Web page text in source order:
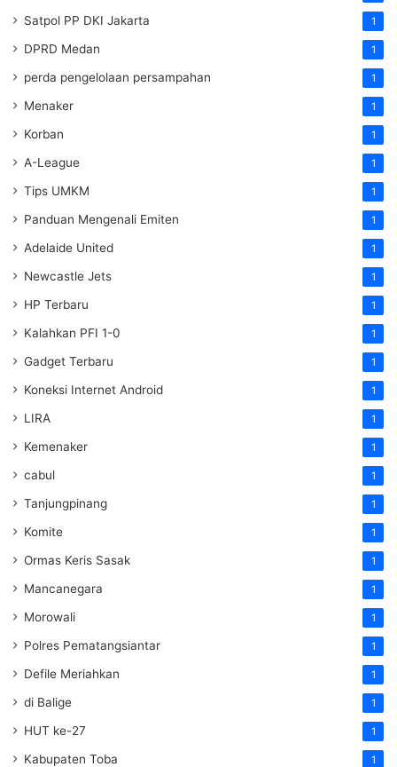
Satpol PP DKI Jakarta 1
DPRD Medan 1
perda pengelolaan persampahan 1
Menaker 1
Korban 1
A-League 1
Tips UMKM 1
Panduan Mengenali Emiten 1
Adelaide United 1
Newcastle Jets 1
HP Terbaru 1
Kalahkan PFI 1-0 1
Gadget Terbaru 1
Koneksi Internet Android 1
LIRA 1
Kemenaker 1
cabul 1
Tanjungpinang 1
Komite 1
Ormas Keris Sasak 1
Mancanegara 1
Morowali 1
Polres Pematangsiantar 1
Defile Meriahkan 1
di Balige 1
HUT ke-27 1
Kabupaten Toba 1